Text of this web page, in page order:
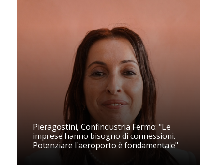
Pieragostini, Confindustria Fermo: "Le
imprese hanno bisogno di connessioni.
Potenziare l'aeroporto è fondamentale"